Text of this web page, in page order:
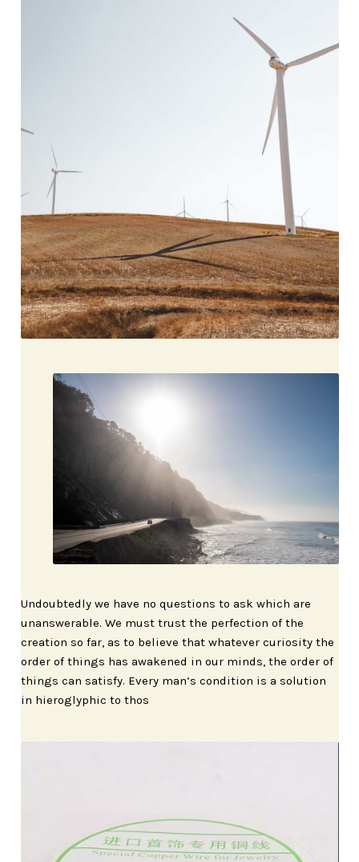
Undoubtedly we have no questions to ask which are
unanswerable. We must trust the perfection of the
creation so far, as to believe that whatever curiosity the
order of things has awakened in our minds, the order of
things can satisfy. Every man’s condition is a solution
in hieroglyphic to thos